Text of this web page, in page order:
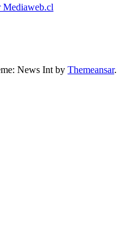
Mediaweb.cl
News Int by Themeansar.